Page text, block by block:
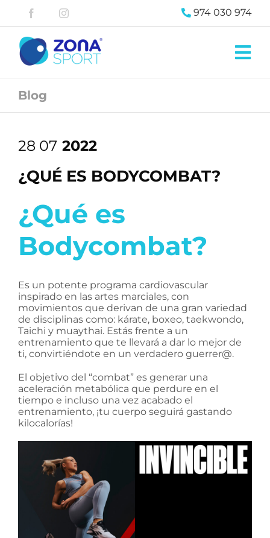
contenido
974 030 974
Zona Pádel
Blog
Contacta
Blog
28 07 2022
¿QUÉ ES BODYCOMBAT?
¿Qué es
Bodycombat?
Es un potente programa cardiovascular
inspirado en las artes marciales, con
movimientos que derivan de una gran variedad
de disciplinas como: kárate, boxeo, taekwondo,
Taichi y muaythai. Estás frente a un
entrenamiento que te llevará a dar lo mejor de
ti, convirtiéndote en un verdadero guerrer@.
El objetivo del “combat” es generar una
aceleración metabólica que perdure en el
tiempo e incluso una vez acabado el
entrenamiento, ¡tu cuerpo seguirá gastando
kilocalorías!